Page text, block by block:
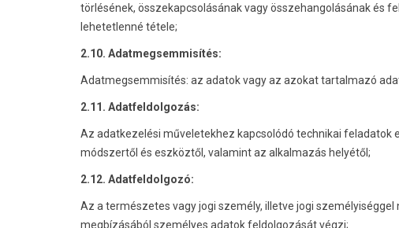
törlésének, összekapcsolásának vagy összehangolásának és
lehetetlenné tétele;
2.10. Adatmegsemmisítés:
Adatmegsemmisítés: az adatok vagy az azokat tartalmazó
2.11. Adatfeldolgozás:
Az adatkezelési műveletekhez kapcsolódó technikai
módszertől és eszköztől, valamint az alkalmazás helyétől;
2.12. Adatfeldolgozó:
Az a természetes vagy jogi személy, illetve jogi
megbízásából személyes adatok feldolgozását végzi;